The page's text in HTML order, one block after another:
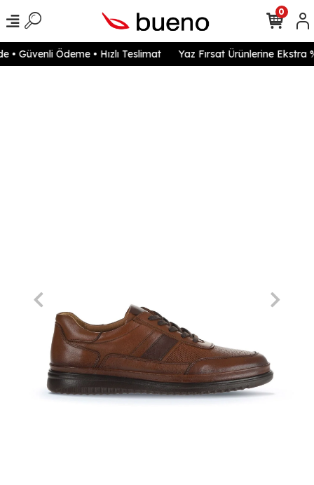
Güvenli Ödeme • Hızlı Teslimat Yaz Fırsat Ürünlerine Ekstra
0